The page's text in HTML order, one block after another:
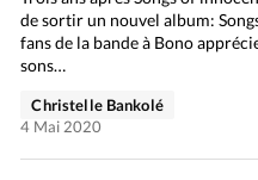
de sortir un nouvel album:
fans de la bande à Bono
sons…
Christelle Bankolé
4 Mai 2020